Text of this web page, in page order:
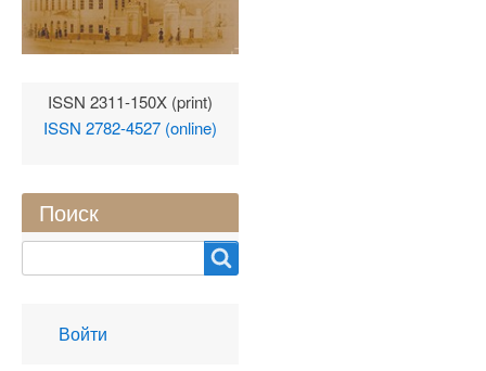
ISSN 2311-150X (print)
ISSN 2782-4527 (online)
Поиск
User
account
Войти